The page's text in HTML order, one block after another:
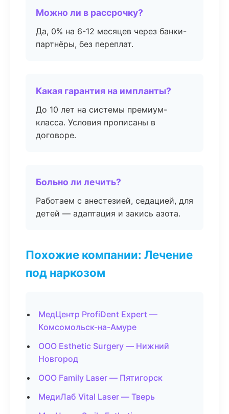
Можно ли в рассрочку?
Да, 0% на 6-12 месяцев через банки-
партнёры, без переплат.
Какая гарантия на импланты?
До 10 лет на системы премиум-
класса. Условия прописаны в
договоре.
Больно ли лечить?
Работаем с анестезией, седацией, для
детей — адаптация и закись азота.
Похожие компании: Лечение
под наркозом
МедЦентр ProfiDent Expert —
Комсомольск-на-Амуре
ООО Esthetic Surgery — Нижний
Новгород
ООО Family Laser — Пятигорск
МедиЛаб Vital Laser — Тверь